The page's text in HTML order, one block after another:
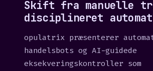
Skift fra manuelle
disciplineret
opulatrix præsenterer
handelsbots og AI-guidede
eksekveringskontroller som